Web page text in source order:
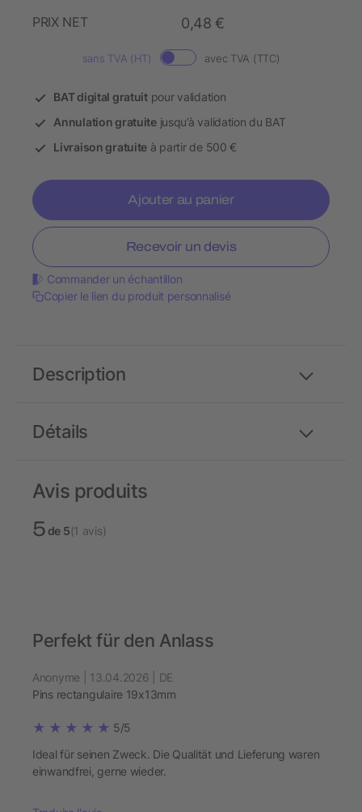
PRIX NET
0,48 €
sans TVA (HT) avec TVA (TTC)
BAT digital gratuitpour validation
Annulation gratuitejusqu’à validation du BAT
Livraison gratuite à partir de 500 €
Ajouter au panier
Recevoir un devis
Commander un échantillon
Copier le lien du produit personnalisé
Détails
Description
Avis produits
5de 5(1 avis)
Perfekt für den Anlass
Anonyme | 13.04.2026 | DE
Pins rectangulaire 19x13mm
5/5
Ideal für seinen Zweck. Die Qualität und Lieferung waren
einwandfrei, gerne wieder.